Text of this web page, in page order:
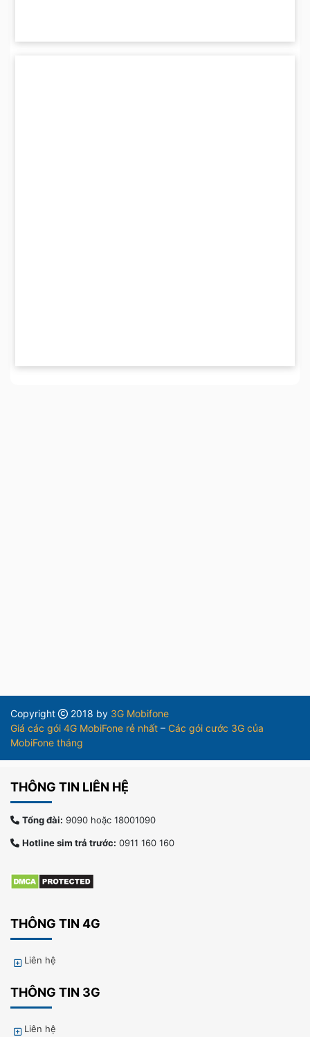
Copyright 2018 by 3G Mobifone
Giá các gói 4G MobiFone rẻ nhất – Các gói cước 3G của
MobiFone tháng
THÔNG TIN LIÊN HỆ
Tổng đài: 9090 hoặc 18001090
Hotline sim trả trước: 0911 160 160
THÔNG TIN 4G
Liên hệ
THÔNG TIN 3G
Liên hệ